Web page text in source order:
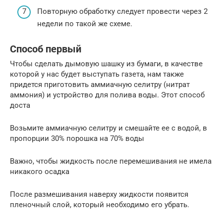
Повторную обработку следует провести через 2
недели по такой же схеме.
Способ первый
Чтобы сделать дымовую шашку из бумаги, в качестве
которой у нас будет выступать газета, нам также
придется приготовить аммиачную селитру (нитрат
аммония) и устройство для полива воды. Этот способ
доста
Возьмите аммиачную селитру и смешайте ее с водой, в
пропорции 30% порошка на 70% воды
Важно, чтобы жидкость после перемешивания не имела
никакого осадка
После размешивания наверху жидкости появится
пленочный слой, который необходимо его убрать.